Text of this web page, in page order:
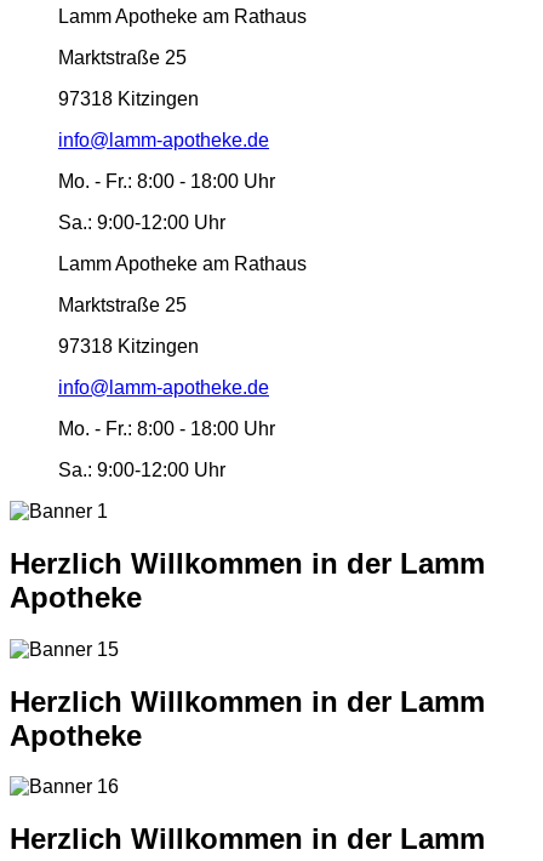
Lamm Apotheke am Rathaus
Marktstraße 25
97318 Kitzingen
info@lamm-apotheke.de
Mo. - Fr.: 8:00 - 18:00 Uhr
Sa.: 9:00-12:00 Uhr
Lamm Apotheke am Rathaus
Marktstraße 25
97318 Kitzingen
info@lamm-apotheke.de
Mo. - Fr.: 8:00 - 18:00 Uhr
Sa.: 9:00-12:00 Uhr
Herzlich Willkommen in der Lamm
Apotheke
Herzlich Willkommen in der Lamm
Apotheke
Herzlich Willkommen in der Lamm